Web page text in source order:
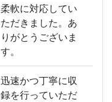
柔軟に対応してい
ただきました。あ
りがとうございま
す。
迅速かつ丁寧に収
録を行っていただ